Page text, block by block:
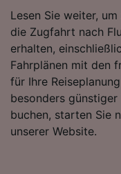
Lesen Sie weiter,
die Zugfahrt nach
erhalten,
Fahrplänen mit den
für Ihre
besonders
buchen, starten Sie
unserer Website.
Angeboten.
Liste der